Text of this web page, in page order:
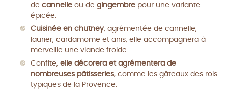
de cannelle ou de gingembre pour une variante
épicée.
Cuisinée en chutney, agrémentée de cannelle,
laurier, cardamome et anis, elle accompagnera à
merveille une viande froide.
Confite, elle décorera et agrémentera de
nombreuses pâtisseries, comme les gâteaux des rois
typiques de la Provence.